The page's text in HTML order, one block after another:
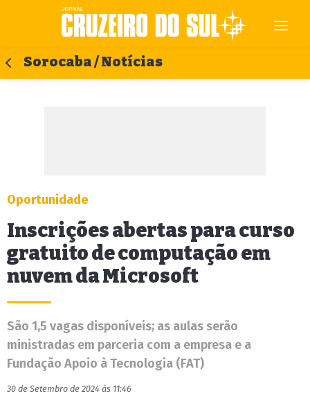
Sorocaba / Notícias
Oportunidade
Inscrições abertas para curso
gratuito de computação em
nuvem da Microsoft
São 1,5 vagas disponíveis; as aulas serão
ministradas em parceria com a empresa e a
Fundação Apoio à Tecnologia (FAT)
30 de Setembro de 2024 às 11:46